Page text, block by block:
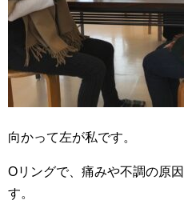
向かって左が私です。
Oリングで、痛みや不調の原
す。